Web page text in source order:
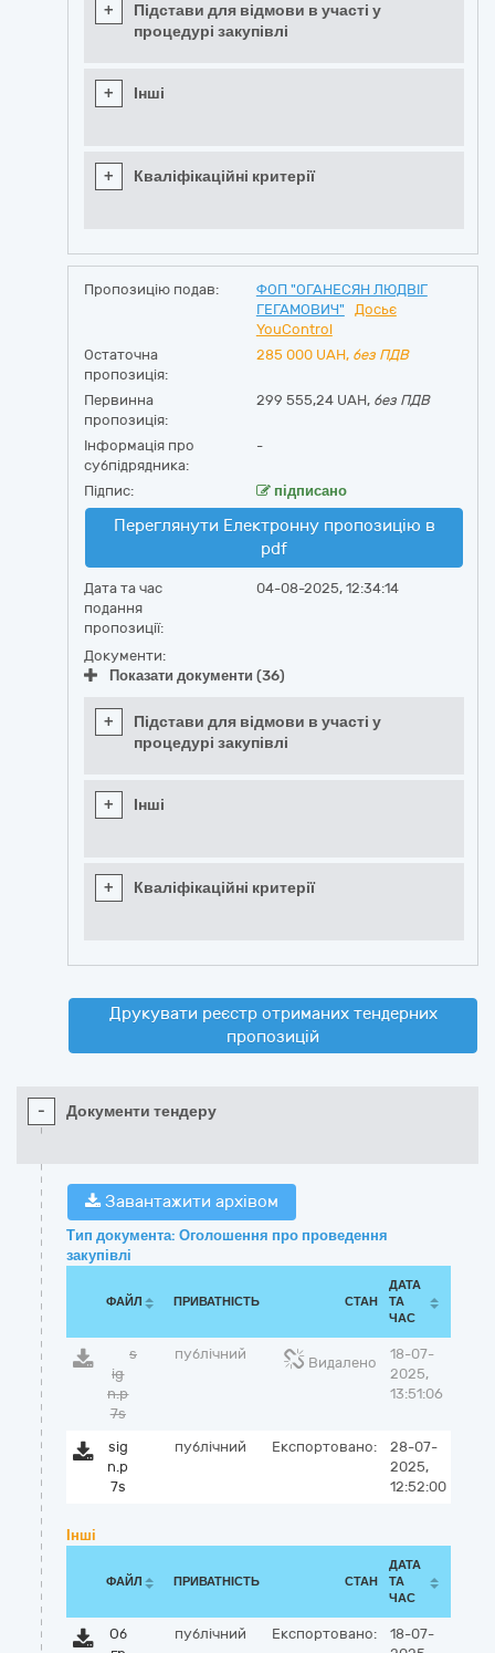
+
Підстави для відмови в участі у
процедурі закупівлі
+ Інші
+ Кваліфікаційні критерії
Пропозицію подав:
ФОП "ОГАНЕСЯН ЛЮДВІГ
ГЕГАМОВИЧ"
Досьє
YouControl
Остаточна
пропозиція:
285 000 UAH, без ПДВ
Первинна
пропозиція:
299 555,24 UAH, без ПДВ
Інформація про
субпідрядника:
-
Підпис: підписано
Переглянути Електронну пропозицію в
pdf
Дата та час
подання
пропозиції:
04-08-2025, 12:34:14
Документи:
Показати документи (36)
+
Підстави для відмови в участі у
процедурі закупівлі
+ Інші
+ Кваліфікаційні критерії
Друкувати реєстр отриманих тендерних
пропозицій
- Документи тендеру
Завантажити архівом
Тип документа: Оголошення про проведення
закупівлі
ФАЙЛ ПРИВАТНІСТЬ СТАН
ДАТА
ТА
ЧАС
s
ig
n.p
7s
публічний
Видалено
18-07-
2025,
13:51:06
sig
n.p
7s
публічний Експортовано:
28-07-
2025,
12:52:00
Інші
ФАЙЛ ПРИВАТНІСТЬ СТАН
ДАТА
ТА
ЧАС
Об
публічний Експортовано:
18-07-